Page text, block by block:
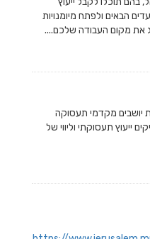
הבאים ולפתח מיומנויות
את מקום העבודה שלכם....
יושבים מקדמי תעסוקה
ייעוץ תעסוקתי וליווי של